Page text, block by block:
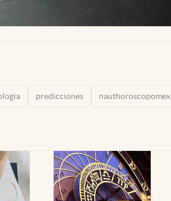
predicciones nauthoroscopomex